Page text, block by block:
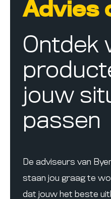
Advies
Ontdek
jouw
passen
De adviseurs van
staan jou graag te
dat jouw het beste